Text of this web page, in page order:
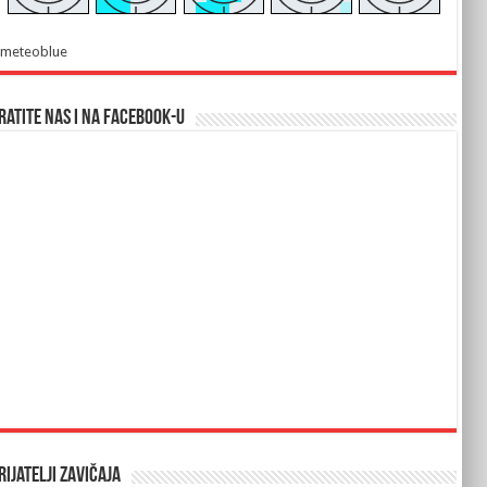
meteoblue
nas i na Facebook-u
Zavičaja